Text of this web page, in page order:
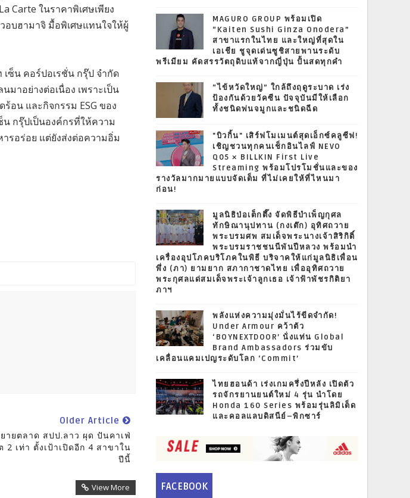
Carte ในราคาพิเศษเพียง
อบฮามาจิ มื้อพิเศษแทนใจให้ผู้
ซ็น คอร์ปอเรชั่น กรุ๊ป จำกัด
มาอย่างต่อเนื่อง เพราะเป็น
ร้อน และกิจกรรม ESG ของ
กรุ๊ปเป็นองค์กรที่ให้ความ
รอร่อย แต่ยังส่งต่อความอิ่ม
Older Article
ายตลาด สปป.ลาว ผุด ปันคาเฟ่
เท่า ตั้งเป้าเปิดอีก 4 สาขาใน
ปีนี้
View More
MAGURO GROUP พร้อมเปิด
“Kaiten Sushi Ginza Onodera”
สาขาแรกในไทย และใหญ่ที่สุดใน
เอเชีย ชูจุดเด่นซูชิสายพานระดับ
พรีเมียม คัดสรรวัตถุดิบแท้จากญี่ปุ่น ปั้นสดทุกคำ
“ไข้หวัดใหญ่” ใกล้ถึงฤดูระบาด เร่ง
ป้องกันด้วยวัคซีน ปัจจุบันมีให้เลือก
ทั้งชนิดพ่นจมูกและชนิดฉีด
"บิวกิ้น" เสิร์ฟโมเมนต์สุดเอ็กซ์คลูซีฟ!
เชิญชวนทุกคนเช็กอินไลฟ์ NEVO
Q05 × BILLKIN First Live
Streaming พร้อมโปรโมชั่นและของ
รางวัลมากมายแบบจัดเต็ม ที่ไม่เคยให้ที่ไหนมา
ก่อน!
มูลนิธิป่อเต็กตึ๊ง จัดพิธีบำเพ็ญกุศล
ทักษิณานุปทาน (กงเต๊ก) อุทิศถวาย
พระบรมศพ สมเด็จพระนางเจ้าสิริกิติ์
พระบรมราชชนนีพันปีหลวง พร้อมนำ
เครื่องอุปโภคบริโภคในพิธี บริจาคให้แก่มูลนิธิเพื่อน
พึ่ง (ภา) ยามยาก สภากาชาดไทย เพื่ออุทิศถวาย
พระกุศลแด่สมเด็จพระเจ้าลูกเธอ เจ้าฟ้าพัชรกิติยา
ภาฯ
พลังแห่งความมุ่งมั่นไร้ขีดจำกัด!
Under Armour คว้าตัว
‘BOYNEXTDOOR’ นั่งแท่น Global
Brand Ambassadors ร่วมขับ
เคลื่อนแคมเปญระดับโลก ‘Commit’
ไทยฮอนด้า เร่งเกมครึ่งปีหลัง เปิดตัว
รถจักรยานยนต์ใหม่ 4 รุ่น นำโดย
Honda 160 Series พร้อมรุ่นลิมิเต็ด
และคอลแลบดิสนีย์–พิกซาร์
FACEBOOK